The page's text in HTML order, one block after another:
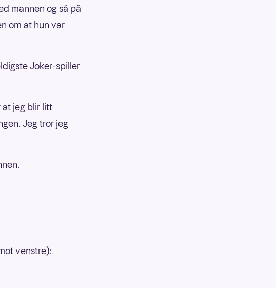
mannen og så på
om at hun var
Joker-spiller
at jeg blir litt
Jeg tror jeg
venstre):